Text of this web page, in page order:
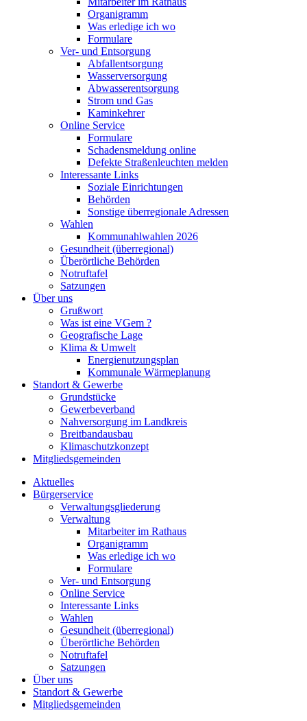
Organigramm
Was erledige ich wo
Formulare
Ver- und Entsorgung
Abfallentsorgung
Wasserversorgung
Abwasserentsorgung
Strom und Gas
Kaminkehrer
Online Service
Formulare
Schadensmeldung online
Defekte Straßenleuchten melden
Interessante Links
Soziale Einrichtungen
Behörden
Sonstige überregionale Adressen
Wahlen
Kommunahlwahlen 2026
Gesundheit (überregional)
Überörtliche Behörden
Notruftafel
Satzungen
Über uns
Grußwort
Was ist eine VGem ?
Geografische Lage
Klima & Umwelt
Energienutzungsplan
Kommunale Wärmeplanung
Standort & Gewerbe
Grundstücke
Gewerbeverband
Nahversorgung im Landkreis
Breitbandausbau
Klimaschutzkonzept
Mitgliedsgemeinden
Aktuelles
Bürgerservice
Verwaltungsgliederung
Verwaltung
Mitarbeiter im Rathaus
Organigramm
Was erledige ich wo
Formulare
Ver- und Entsorgung
Online Service
Interessante Links
Wahlen
Gesundheit (überregional)
Überörtliche Behörden
Notruftafel
Satzungen
Über uns
Standort & Gewerbe
Mitgliedsgemeinden